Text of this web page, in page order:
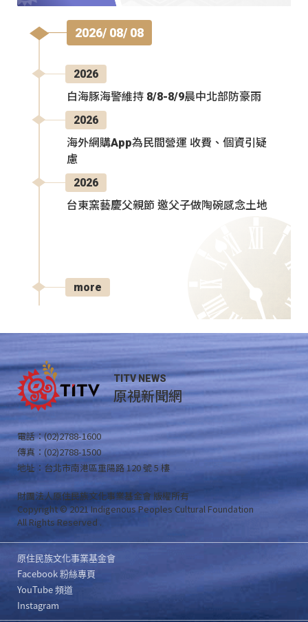
2026/ 08/ 08
2026
白海豚海警維持 8/8-8/9晨中北部防豪雨
2026
海外網購App為民間營運 收費、個資引疑
慮
2026
台東窯藝慶父親節 邀父子做陶碗感念土地
more
TITV NEWS
原視新聞網
電話：(02)2788-1600
傳真：(02)2788-1500
地址：台北市南港區重陽路 120 號 5 樓
財團法人原住民族文化事業基金會 版權所有
Copyright © 2021 Indigenous Peoples Cultural Foundation
All Rights Reserved .
原住民族文化事業基金會
Facebook 粉絲專頁
YouTube 頻道
Instagram